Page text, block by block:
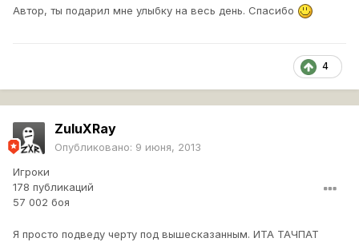
Автор, ты подарил мне улыбку на весь день. Спасибо
4
ZuluXRay
Опубликовано: 9 июня, 2013
Игроки
178 публикаций
57 002 боя
Я просто подведу черту под вышесказанным. ИТА ТАЧПАТ